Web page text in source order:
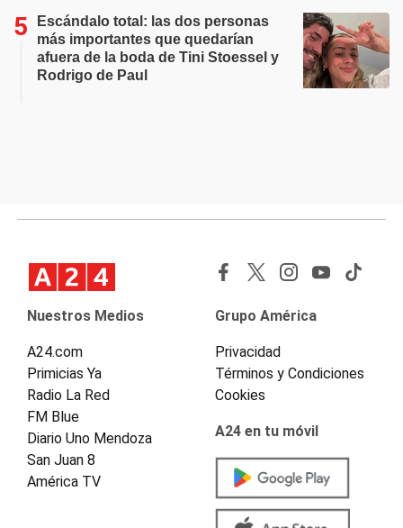
Escándalo total: las dos personas
más importantes que quedarían
afuera de la boda de Tini Stoessel y
Rodrigo de Paul
Nuestros Medios
A24.com
Primicias Ya
Radio La Red
FM Blue
Diario Uno Mendoza
San Juan 8
América TV
Grupo América
Privacidad
Términos y Condiciones
Cookies
A24 en tu móvil